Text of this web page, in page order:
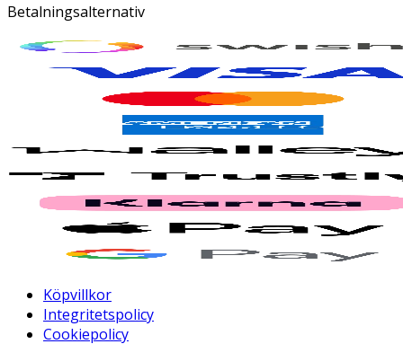
Betalningsalternativ
Köpvillkor
Integritetspolicy
Cookiepolicy